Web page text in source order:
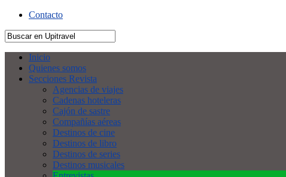
Contacto
Inicio
Quienes somos
Secciones Revista
Agencias de viajes
Cadenas hoteleras
Cajón de sastre
Compañías aéreas
Destinos de cine
Destinos de libro
Destinos de series
Destinos musicales